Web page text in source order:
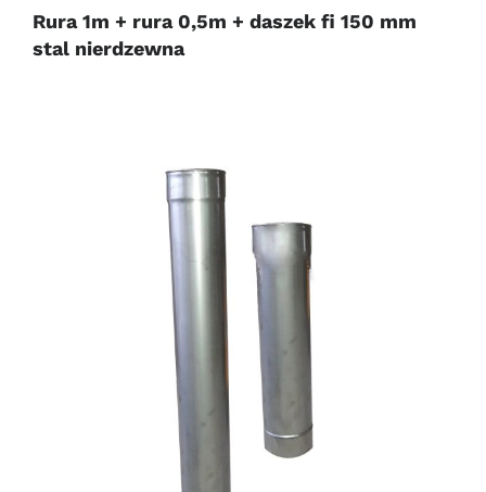
Rura 1m + rura 0,5m + daszek fi 150 mm
stal nierdzewna